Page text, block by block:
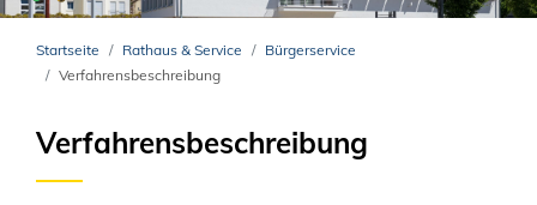
Startseite Rathaus & Service
Bürgerservice
Verfahrensbeschreibung
Verfahrensbeschreibung